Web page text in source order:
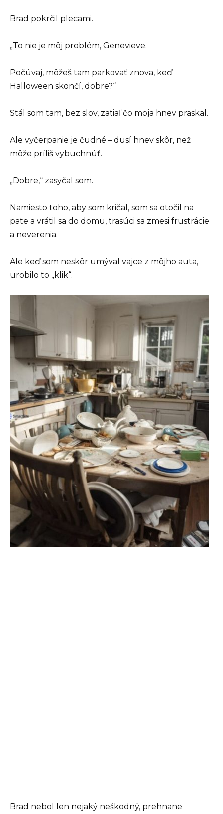
Brad pokrčil plecami.
„To nie je môj problém, Genevieve.
Počúvaj, môžeš tam parkovať znova, keď
Halloween skončí, dobre?“
Stál som tam, bez slov, zatiaľ čo moja hnev praskal.
Ale vyčerpanie je čudné – dusí hnev skôr, než
môže príliš vybuchnúť.
„Dobre,“ zasyčal som.
Namiesto toho, aby som kričal, som sa otočil na
päte a vrátil sa do domu, trasúci sa zmesi frustrácie
a neverenia.
Ale keď som neskôr umýval vajce z môjho auta,
urobilo to „klik“.
Brad nebol len nejaký neškodný, prehnane